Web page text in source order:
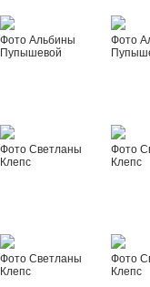
Фото Альбины
Пупышевой
Фото
Фото Светланы
Клепс
Фото
Клепс
Фото Светланы
Клепс
Фото
Клепс